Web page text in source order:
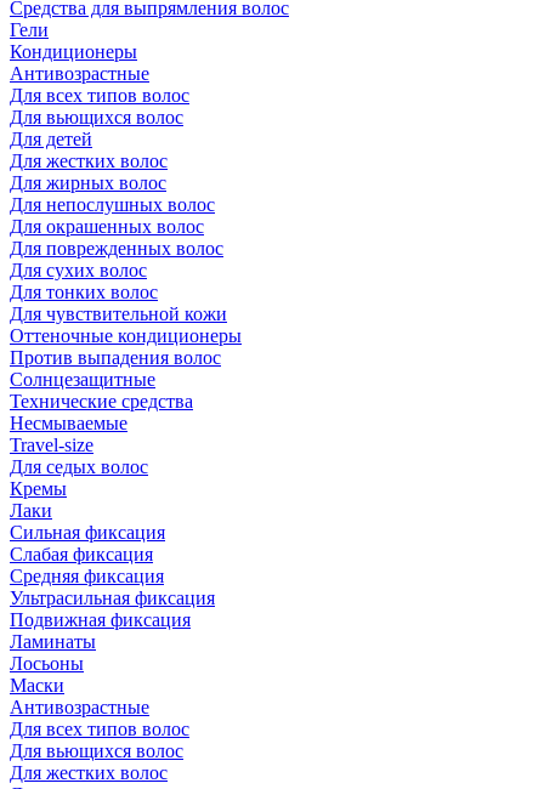
Средства для выпрямления волос
Гели
Кондиционеры
Антивозрастные
Для всех типов волос
Для вьющихся волос
Для детей
Для жестких волос
Для жирных волос
Для непослушных волос
Для окрашенных волос
Для поврежденных волос
Для сухих волос
Для тонких волос
Для чувствительной кожи
Оттеночные кондиционеры
Против выпадения волос
Солнцезащитные
Технические средства
Несмываемые
Travel-size
Для седых волос
Кремы
Лаки
Сильная фиксация
Слабая фиксация
Средняя фиксация
Ультрасильная фиксация
Подвижная фиксация
Ламинаты
Лосьоны
Маски
Антивозрастные
Для всех типов волос
Для вьющихся волос
Для жестких волос